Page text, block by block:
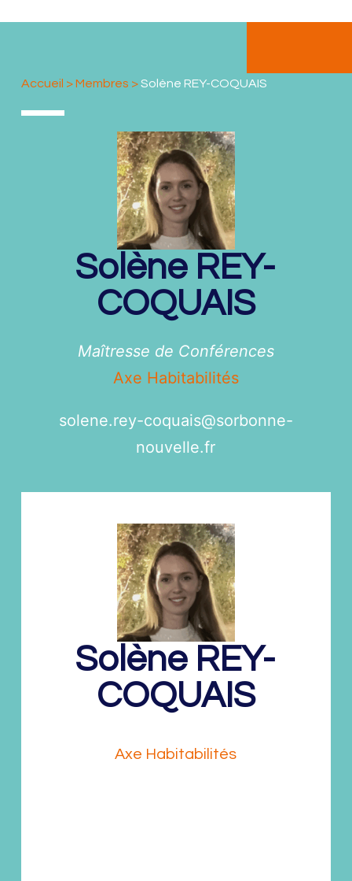
Accueil >Membres >Solène REY-COQUAIS
Solène REY-
COQUAIS
Maîtresse de Conférences
Axe Habitabilités
solene.rey-coquais@sorbonne-
nouvelle.fr
Solène REY-
COQUAIS
Axe Habitabilités